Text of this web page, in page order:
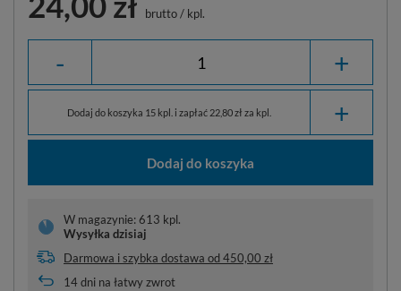
brutto/ kpl.
- +
Dodaj do koszyka 15 kpl. i zapłać 22,80 zł za kpl. +
Dodaj do koszyka
W magazynie: 613 kpl.
Wysyłka dzisiaj
Darmowa i szybka dostawa od450,00 zł
14dni na łatwy zwrot